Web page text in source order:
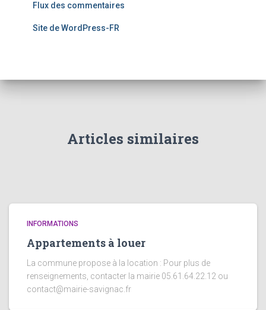
Flux des commentaires
Site de WordPress-FR
Articles similaires
INFORMATIONS
Appartements à louer
La commune propose à la location : Pour plus de
renseignements, contacter la mairie 05.61.64.22.12 ou
contact@mairie-savignac.fr